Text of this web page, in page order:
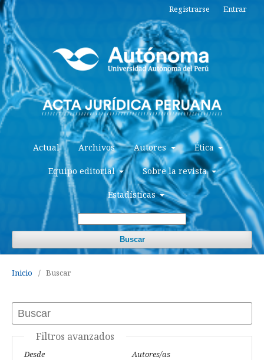
Actual Archivos Autores Ética
Equipo editorial Sobre la revista
Estadísticas
Buscar
Registrarse Entrar
Inicio / Buscar
Filtros avanzados
Desde Autores/as